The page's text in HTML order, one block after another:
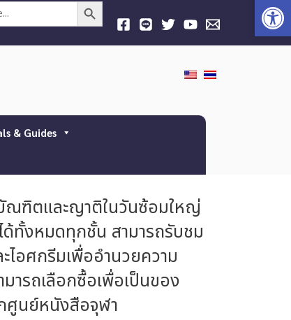
& Guides
ณฑิตและญาติในวันซ้อมใหญ่
ทั้งหมดทุกชั้น สามารถรับชม
อศกรีมเพื่ออำนวยความ
ารถเลือกซื้อเพื่อเป็นของ
ศูนย์หนังสือจุฬา